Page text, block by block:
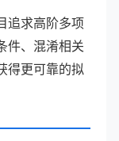
追求高阶多项
件、混淆相关
得更可靠的拟